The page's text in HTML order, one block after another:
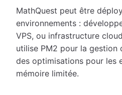
MathQuest peut être
environnements :
VPS, ou infrastructure
utilise PM2 pour la gestion
des optimisations pour les
mémoire limitée.